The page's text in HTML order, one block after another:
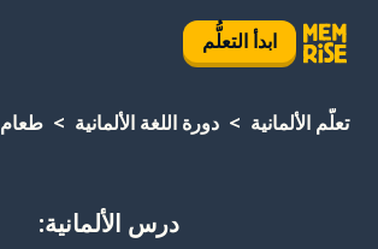
ابدأ التعلُّم
تعلَّم الألمانية دورة اللغة الألمانية طعام
درس الألمانية: